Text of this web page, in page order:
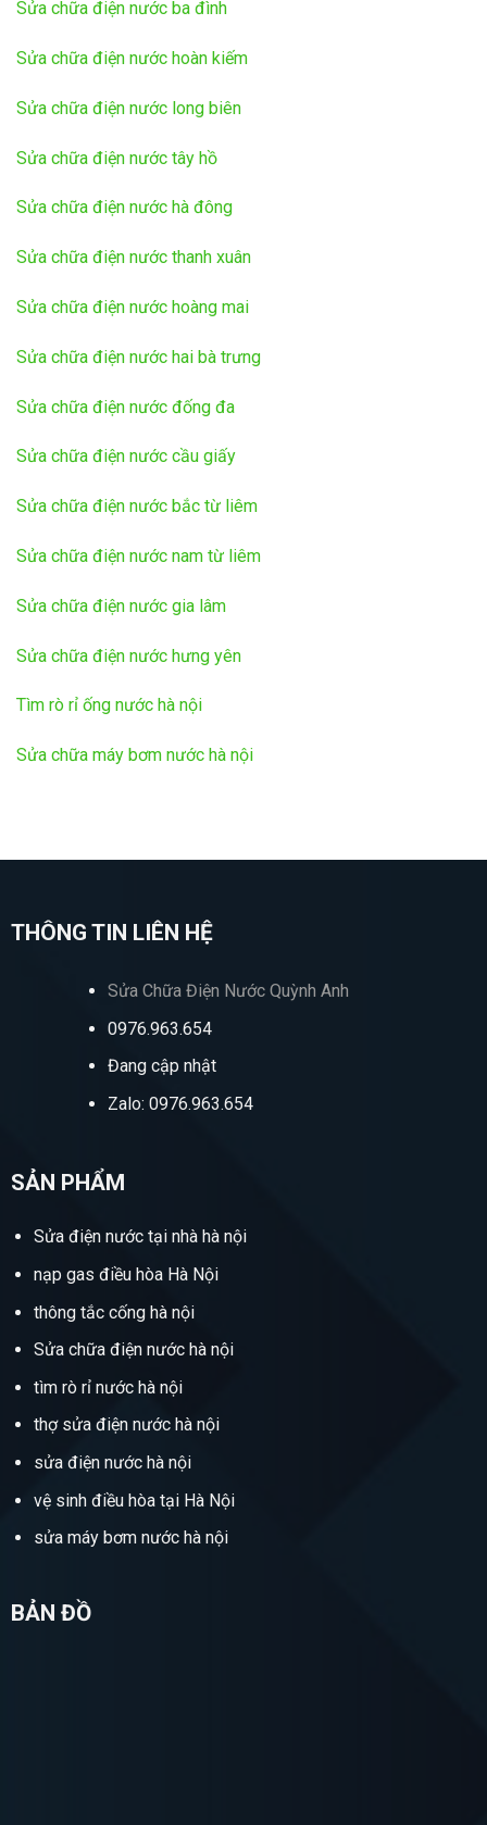
Sửa chữa điện nước ba đình
Sửa chữa điện nước hoàn kiếm
Sửa chữa điện nước long biên
Sửa chữa điện nước tây hồ
Sửa chữa điện nước hà đông
Sửa chữa điện nước thanh xuân
Sửa chữa điện nước hoàng mai
Sửa chữa điện nước hai bà trưng
Sửa chữa điện nước đống đa
Sửa chữa điện nước cầu giấy
Sửa chữa điện nước bắc từ liêm
Sửa chữa điện nước nam từ liêm
Sửa chữa điện nước gia lâm
Sửa chữa điện nước hưng yên
Tìm rò rỉ ống nước hà nội
Sửa chữa máy bơm nước hà nội
THÔNG TIN LIÊN HỆ
Sửa Chữa Điện Nước Quỳnh Anh
0976.963.654
Đang cập nhật
Zalo: 0976.963.654
SẢN PHẨM
Sửa điện nước tại nhà hà nội
nạp gas điều hòa Hà Nội
thông tắc cống hà nội
Sửa chữa điện nước hà nội
tìm rò rỉ nước hà nội
thợ sửa điện nước hà nội
sửa điện nước hà nội
vệ sinh điều hòa tại Hà Nội
sửa máy bơm nước hà nội
BẢN ĐỒ